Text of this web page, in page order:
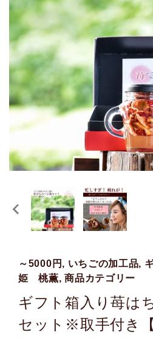
～5000円, いちごの加工品,
姫 桃薫, 商品カテゴリー
ギフト箱入り苺は
セット※取手付き【